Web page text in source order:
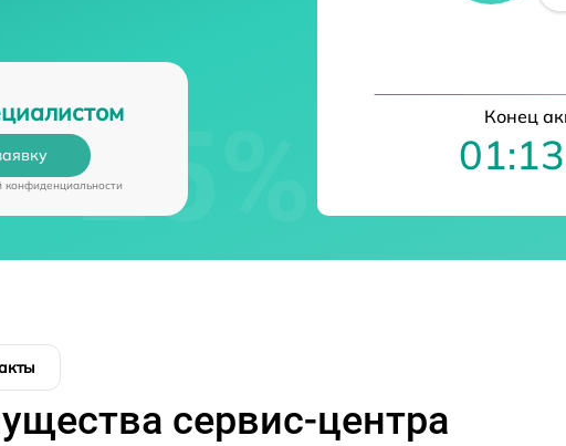
конфиденциальности
Конец
сервис-центра